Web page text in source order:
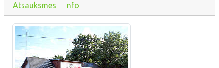
Atsauksmes Info